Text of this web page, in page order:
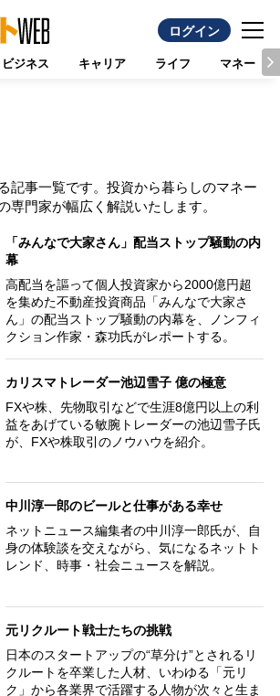
ログイン
ビジネス キャリア ライフ マネー
記事一覧です。投資から暮らしのマネー
専門家が幅広く解説いたします。
「みんなで大家さん」配当ストップ騒動の内
幕
高配当を謳って個人投資家から2000億円超
を集めた不動産投資商品「みんなで大家さ
ん」の配当ストップ騒動の内幕を、ノンフィ
クション作家・森功氏がレポートする。
カリスマトレーダー池辺雪子 億の極意
FXや株、先物取引などで生涯8億円以上の利
益をあげている敏腕トレーダーの池辺雪子氏
が、FXや株取引のノウハウを紹介。
中川淳一郎のビールと仕事がある幸せ
ネットニュース編集者の中川淳一郎氏が、自
身の体験談を交えながら、気になるネットト
レンド、時事・社会ニュースを解説。
元リクルート戦士たちの挑戦
日本のスタートアップの“草分け”とされるリ
クルートを卒業した人材、いわゆる「元リ
ク」から各業界で活躍する人物が次々と生ま